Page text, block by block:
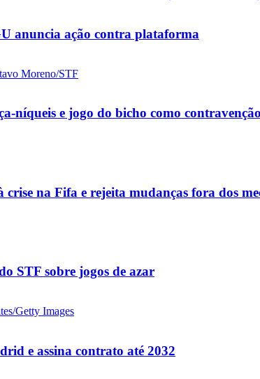
anuncia ação contra plataforma
níqueis e jogo do bicho como
na Fifa e rejeita mudanças fora dos
STF sobre jogos de azar
e assina contrato até 2032